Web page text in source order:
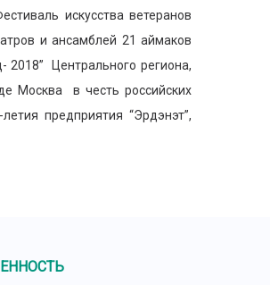
искусства ветеранов
и ансамблей 21 аймаков
2018” Центрального региона,
Москва в честь российских
предприятия “Эрдэнэт”,